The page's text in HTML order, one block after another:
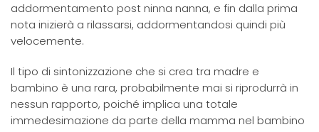
addormentamento post ninna nanna, e fin dalla prima
nota inizierà a rilassarsi, addormentandosi quindi più
velocemente.
Il tipo di sintonizzazione che si crea tra madre e
bambino è una rara, probabilmente mai si riprodurrà in
nessun rapporto, poiché implica una totale
immedesimazione da parte della mamma nel bambino